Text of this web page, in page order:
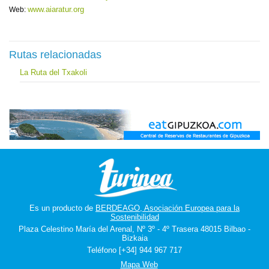
Web: www.aiaratur.org
Rutas relacionadas
La Ruta del Txakoli
Es un producto de BERDEAGO, Asociación Europea para la
Sostenibilidad
Plaza Celestino María del Arenal, Nº 3º - 4º Trasera 48015 Bilbao -
Bizkaia
Teléfono [+34] 944 967 717
Mapa Web